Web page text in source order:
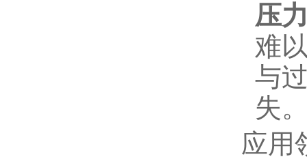
压
难
与
失
应用